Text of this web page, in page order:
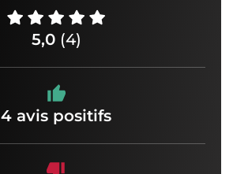
5,0 (4)
4 avis positifs